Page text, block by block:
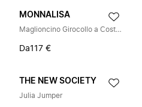
MONNALISA
Maglioncino Girocollo a Costine
Da117 €
THE NEW SOCIETY
Julia Jumper